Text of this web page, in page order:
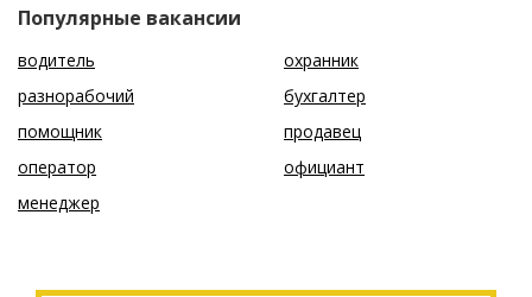
Популярные вакансии
водитель
охранник
разнорабочий
бухгалтер
помощник
продавец
оператор
официант
менеджер